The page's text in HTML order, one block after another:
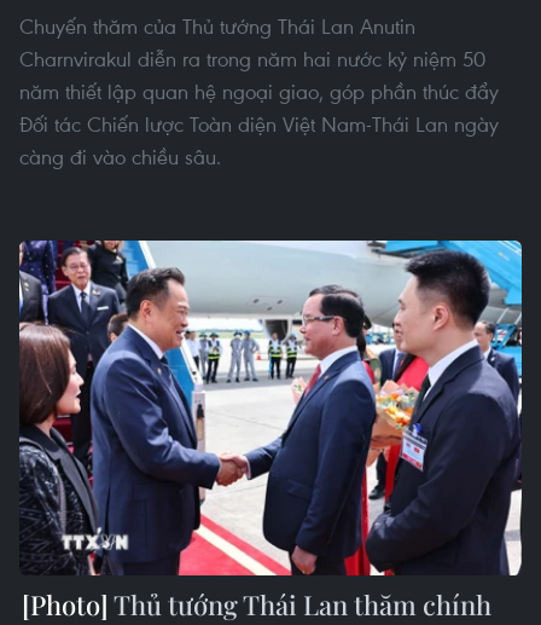
Chuyến thăm của Thủ tướng Thái Lan Anutin
Charnvirakul diễn ra trong năm hai nước kỷ niệm 50
năm thiết lập quan hệ ngoại giao, góp phần thúc đẩy
Đối tác Chiến lược Toàn diện Việt Nam-Thái Lan ngày
càng đi vào chiều sâu.
Thủ tướng Thái Lan thăm chính